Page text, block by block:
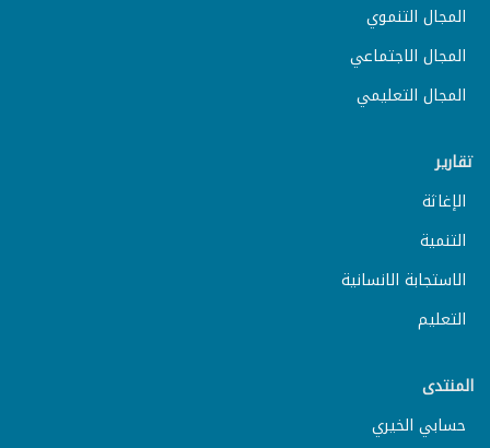
المجال التنموي
المجال الاجتماعي
المجال التعليمي
تقارير
الإغاثة
التنمية
الاستجابة الانسانية
التعليم
المنتدى
حسابي الخيري